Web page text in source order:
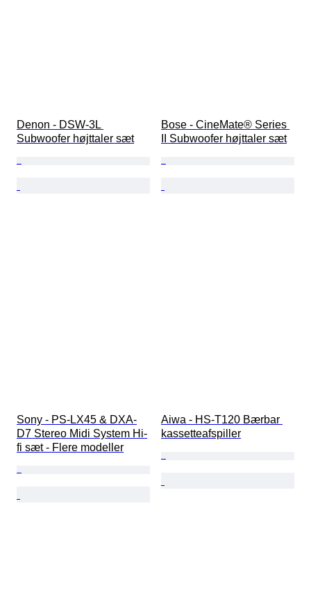
Denon - DSW-3L
Subwoofer højttaler sæt
Bose - CineMate® Series
II Subwoofer højttaler sæt
Sony - PS-LX45 & DXA-
D7 Stereo Midi System Hi-
fi sæt - Flere modeller
Aiwa - HS-T120 Bærbar
kassetteafspiller